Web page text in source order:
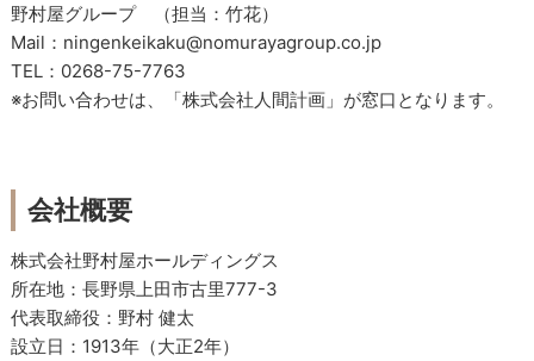
野村屋グループ （担当：竹花）
Mail：ningenkeikaku@nomurayagroup.co.jp
TEL：0268-75-7763
※お問い合わせは、「株式会社人間計画」が窓口となります。
会社概要
株式会社野村屋ホールディングス
所在地：長野県上田市古里777-3
代表取締役：野村 健太
設立日：1913年（大正2年）